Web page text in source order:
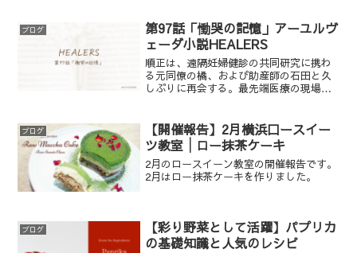
室シングルスパイスコースBが始まりま
す。
ブログ
第97話「慟哭の記憶」アーユルヴ
ェーダ小説HEALERS
順正は、遠隔妊婦健診の共同研究に携わ
る元同僚の橘、および助産師の石田と久
しぶりに再会する。最先端医療の現場で
と、患者自身が主体となって心身をケア
することは、個人を越えた、日本社会全
体の課題である。この課題解決の必要性
が、「あかつき」の存在と重なりながら
静かに見えてくる。
ブログ
【開催報告】2月横浜口ースイー
ツ教室│ロー抹茶ケーキ
2月のロースイーン教室の開催報告です。
2月はロー抹茶ケーキを作りました。
ブログ
【彩り野菜として活躍】パプリカ
の基礎知識と人気のレシピ